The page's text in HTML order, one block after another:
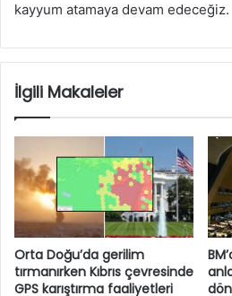
kayyum atamaya devam edeceğiz.
İlgili Makaleler
Orta Doğu’da gerilim
tırmanırken Kıbrıs çevresinde
GPS karıştırma faaliyetleri